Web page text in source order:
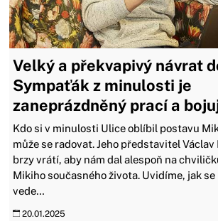
Velký a překvapivý návrat
Sympaťák z minulosti je
zaneprázdněný prací a
Kdo si v minulosti Ulice oblíbil postavu
může se radovat. Jeho představitel
brzy vrátí, aby nám dal alespoň na
Mikiho současného života. Uvidíme, jak
vede…
20.01.2025